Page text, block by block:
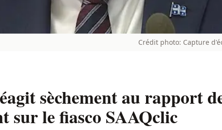
Crédit photo: Capture
sèchement au rapport
sur le fiasco SAAQclic